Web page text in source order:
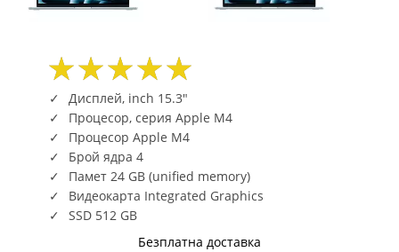
GPU
24GB
512GB
SSD
-
Дисплей, inch 15.3"
Процесор, серия Apple M4
Процесор Apple M4
Брой ядра 4
Памет 24 GB (unified memory)
Видеокарта Integrated Graphics
SSD 512 GB
Безплатна доставка